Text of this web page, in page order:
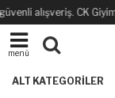
alışveriş. CK
menü
ALT KATEGORILER